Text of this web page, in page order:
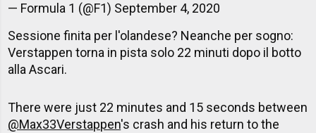
— Formula 1 (@F1) September 4, 2020
Sessione finita per l'olandese? Neanche per sogno:
Verstappen torna in pista solo 22 minuti dopo il botto
alla Ascari.
There were just 22 minutes and 15 seconds between
@Max33Verstappen's crash and his return to the